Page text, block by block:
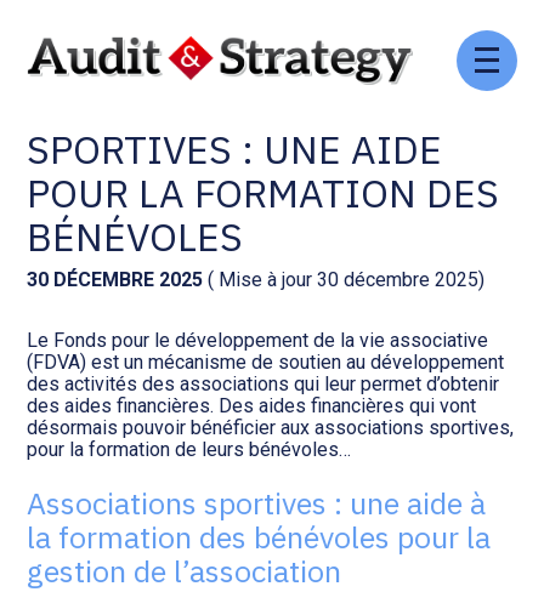
Aller
Comptabilité et conseil
Social et ressources humaines
Assistance juridique
Pilotage d’entreprise
Audit légal
Gestion de patrimoine
Transition numérique
Gestion des documents : ISuite
Tenue de votre comptabilité :
ACD
Facturation et pilotage :
EVOLIZ
Analyse et tableau de bord :
WAIBI
humaines : SILAE
SPORTIVES : UNE AIDE
POUR LA FORMATION DES
BÉNÉVOLES
30 DÉCEMBRE 2025 ( Mise à jour 30 décembre 2025)
Le Fonds pour le développement de la vie associative
(FDVA) est un mécanisme de soutien au développement
des activités des associations qui leur permet d’obtenir
des aides financières. Des aides financières qui vont
désormais pouvoir bénéficier aux associations sportives,
pour la formation de leurs bénévoles…
Associations sportives : une aide à
la formation des bénévoles pour la
gestion de l’association